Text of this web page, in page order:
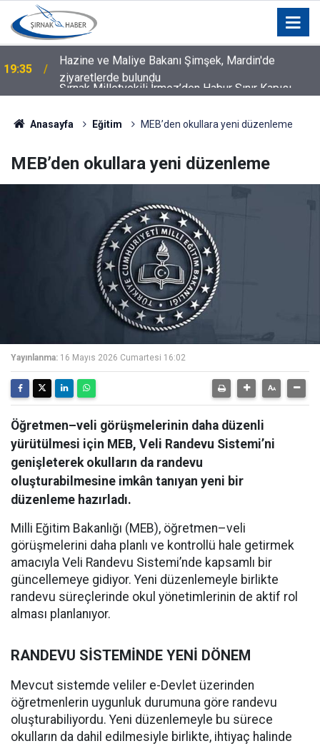
19:21
Şırnak Milletvekili İrmez’den Habur Sınır Kapısı
Tepkisi: “Artık Kabul Edilemez”
Anasayfa Eğitim MEB’den okullara yeni düzenleme
MEB’den okullara yeni düzenleme
Yayınlanma: 16 Mayıs 2026 Cumartesi 16:02
Öğretmen–veli görüşmelerinin daha düzenli
yürütülmesi için MEB, Veli Randevu Sistemi’ni
genişleterek okulların da randevu
oluşturabilmesine imkân tanıyan yeni bir
düzenleme hazırladı.
Milli Eğitim Bakanlığı (MEB), öğretmen–veli
görüşmelerini daha planlı ve kontrollü hale getirmek
amacıyla Veli Randevu Sistemi’nde kapsamlı bir
güncellemeye gidiyor. Yeni düzenlemeyle birlikte
randevu süreçlerinde okul yönetimlerinin de aktif rol
alması planlanıyor.
RANDEVU SİSTEMİNDE YENİ DÖNEM
Mevcut sistemde veliler e-Devlet üzerinden
öğretmenlerin uygunluk durumuna göre randevu
oluşturabiliyordu. Yeni düzenlemeyle bu sürece
okulların da dahil edilmesiyle birlikte, ihtiyaç halinde